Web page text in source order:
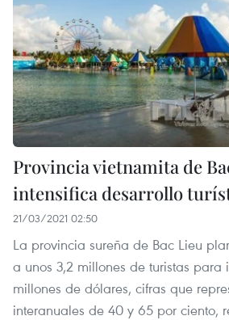
Provincia vietnamita de
intensifica desarrollo
21/03/2021 02:50
La provincia sureña de Bac Lieu
a unos 3,2 millones de turistas para
millones de dólares, cifras que
interanuales de 40 y 65 por ciento,